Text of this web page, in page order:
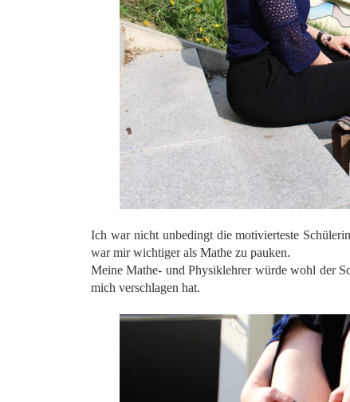
Ich war nicht unbedingt die motivierteste
war mir wichtiger als Mathe zu pauken.
Meine Mathe- und Physiklehrer würde wohl der
mich verschlagen hat.